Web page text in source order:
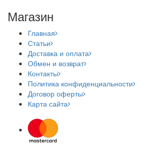
Магазин
Главная
Статьи
Доставка и оплата
Обмен и возврат
Контакты
Политика конфиденциальности
Договор оферты
Карта сайта